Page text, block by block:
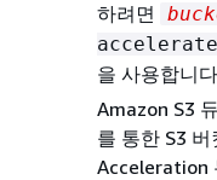
하려면
을 사용합니
Amazon S3
를 통한 S3
Acceleration